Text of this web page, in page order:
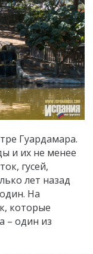
Гуардамара.
и их не менее
гусей,
лет назад
На
которые
– один из